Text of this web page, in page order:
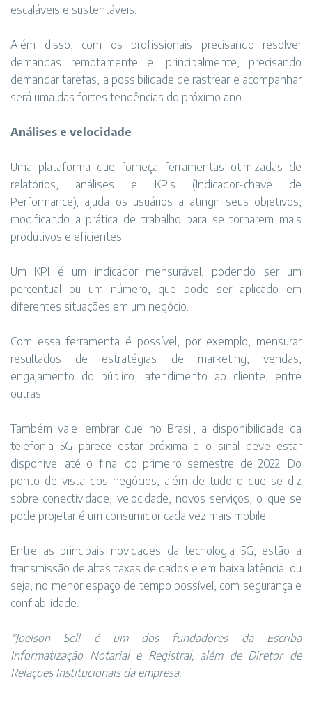
escaláveis e sustentáveis.
Além disso, com os profissionais precisando resolver
demandas remotamente e, principalmente, precisando
demandar tarefas, a possibilidade de rastrear e acompanhar
será uma das fortes tendências do próximo ano.
Análises e velocidade
Uma plataforma que forneça ferramentas otimizadas de
relatórios, análises e KPIs (Indicador-chave de
Performance), ajuda os usuários a atingir seus objetivos,
modificando a prática de trabalho para se tornarem mais
produtivos e eficientes.
Um KPI é um indicador mensurável, podendo ser um
percentual ou um número, que pode ser aplicado em
diferentes situações em um negócio.
Com essa ferramenta é possível, por exemplo, mensurar
resultados de estratégias de marketing, vendas,
engajamento do público, atendimento ao cliente, entre
outras.
Também vale lembrar que no Brasil, a disponibilidade da
telefonia 5G parece estar próxima e o sinal deve estar
disponível até o final do primeiro semestre de 2022. Do
ponto de vista dos negócios, além de tudo o que se diz
sobre conectividade, velocidade, novos serviços, o que se
pode projetar é um consumidor cada vez mais mobile.
Entre as principais novidades da tecnologia 5G, estão a
transmissão de altas taxas de dados e em baixa latência, ou
seja, no menor espaço de tempo possível, com segurança e
confiabilidade.
*Joelson Sell é um dos fundadores da Escriba
Informatização Notarial e Registral, além de Diretor de
Relações Institucionais da empresa.